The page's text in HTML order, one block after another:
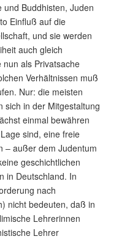
und Buddhisten, Juden
Einfluß auf die
und sie werden
auch gleich
als Privatsache
Verhältnissen muß
Nur: die meisten
sich in der Mitgestaltung
einmal bewähren
sind, eine freie
– außer dem Judentum
geschichtlichen
in Deutschland. In
nach
nicht bedeuten, daß in
Lehrerinnen
Lehrer